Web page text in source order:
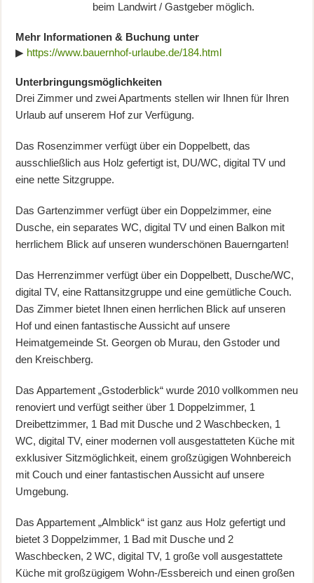
beim Landwirt / Gastgeber möglich.
Mehr Informationen & Buchung unter
▶ https://www.bauernhof-urlaube.de/184.html
Unterbringungsmöglichkeiten
Drei Zimmer und zwei Apartments stellen wir Ihnen für Ihren
Urlaub auf unserem Hof zur Verfügung.
Das Rosenzimmer verfügt über ein Doppelbett, das
ausschließlich aus Holz gefertigt ist, DU/WC, digital TV und
eine nette Sitzgruppe.
Das Gartenzimmer verfügt über ein Doppelzimmer, eine
Dusche, ein separates WC, digital TV und einen Balkon mit
herrlichem Blick auf unseren wunderschönen Bauerngarten!
Das Herrenzimmer verfügt über ein Doppelbett, Dusche/WC,
digital TV, eine Rattansitzgruppe und eine gemütliche Couch.
Das Zimmer bietet Ihnen einen herrlichen Blick auf unseren
Hof und einen fantastische Aussicht auf unsere
Heimatgemeinde St. Georgen ob Murau, den Gstoder und
den Kreischberg.
Das Appartement „Gstoderblick“ wurde 2010 vollkommen neu
renoviert und verfügt seither über 1 Doppelzimmer, 1
Dreibettzimmer, 1 Bad mit Dusche und 2 Waschbecken, 1
WC, digital TV, einer modernen voll ausgestatteten Küche mit
exklusiver Sitzmöglichkeit, einem großzügigen Wohnbereich
mit Couch und einer fantastischen Aussicht auf unsere
Umgebung.
Das Appartement „Almblick“ ist ganz aus Holz gefertigt und
bietet 3 Doppelzimmer, 1 Bad mit Dusche und 2
Waschbecken, 2 WC, digital TV, 1 große voll ausgestattete
Küche mit großzügigem Wohn-/Essbereich und einen großen